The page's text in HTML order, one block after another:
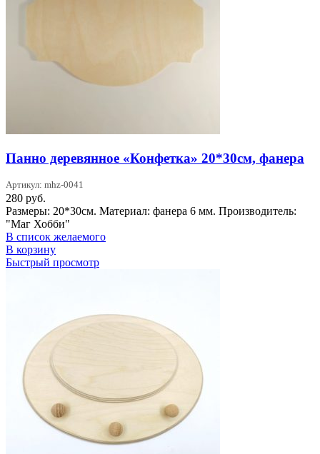
Панно деревянное «Конфетка» 20*30см, фанера
Артикул: mhz-0041
280 руб.
Размеры: 20*30см. Материал: фанера 6 мм. Производитель:
"Маг Хобби"
В список желаемого
В корзину
Быстрый просмотр